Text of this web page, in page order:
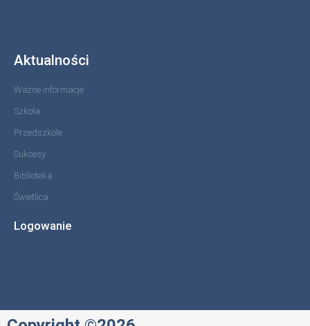
Aktualności
Ważne informacje
Szkoła
Przedszkole
Sukcesy
Biblioteka
Świetlica
Logowanie